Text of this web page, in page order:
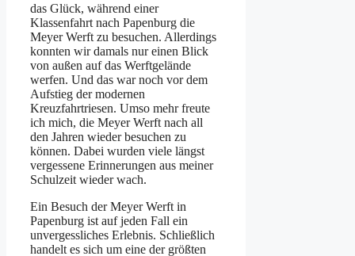
das Glück, während einer
Klassenfahrt nach Papenburg die
Meyer Werft zu besuchen. Allerdings
konnten wir damals nur einen Blick
von außen auf das Werftgelände
werfen. Und das war noch vor dem
Aufstieg der modernen
Kreuzfahrtriesen. Umso mehr freute
ich mich, die Meyer Werft nach all
den Jahren wieder besuchen zu
können. Dabei wurden viele längst
vergessene Erinnerungen aus meiner
Schulzeit wieder wach.
Ein Besuch der Meyer Werft in
Papenburg ist auf jeden Fall ein
unvergessliches Erlebnis. Schließlich
handelt es sich um eine der größten